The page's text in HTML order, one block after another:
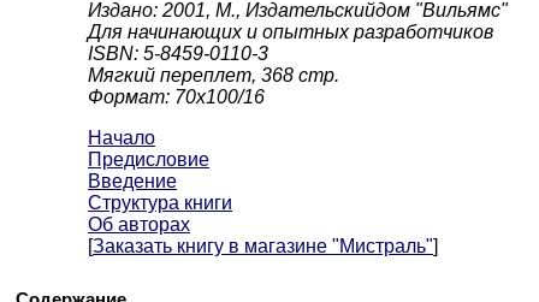
Издано: 2001, М., Издательскийдом "Вильямс"
Для начинающих и опытных разработчиков
ISBN: 5-8459-0110-3
Мягкий переплет, 368 стр.
Формат: 70x100/16
Начало
Предисловие
Введение
Структура книги
Об авторах
[Заказать книгу в магазине "Мистраль"]